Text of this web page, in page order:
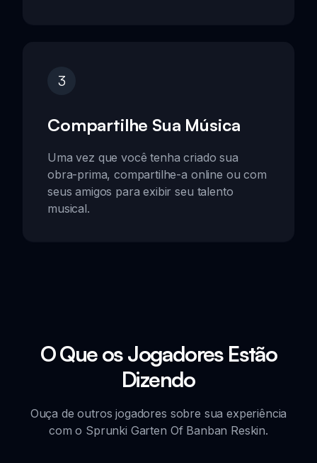
3
Compartilhe Sua Música
Uma vez que você tenha criado sua
obra-prima, compartilhe-a online ou com
seus amigos para exibir seu talento
musical.
O Que os Jogadores Estão
Dizendo
Ouça de outros jogadores sobre sua experiência
com o Sprunki Garten Of Banban Reskin.